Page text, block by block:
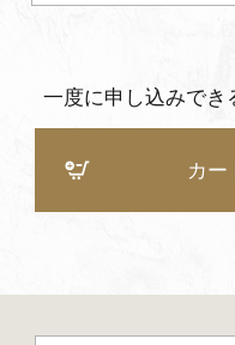
一度に申し込みでき
カー